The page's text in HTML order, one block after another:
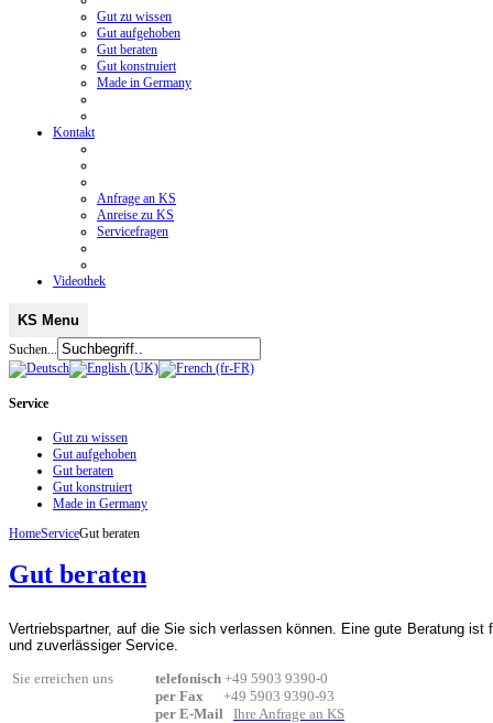
Gut zu wissen
Gut aufgehoben
Gut beraten
Gut konstruiert
Made in Germany
Kontakt
Anfrage an KS
Anreise zu KS
Servicefragen
Videothek
KS Menu
Suchen...
Service
Gut zu wissen
Gut aufgehoben
Gut beraten
Gut konstruiert
Made in Germany
HomeServiceGut beraten
Gut beraten
Vertriebspartner, auf die Sie sich verlassen können. Eine gute Beratung
und zuverlässiger Service.
Sie erreichen uns
telefonisch +49 5903 9390-0
per Fax
+49 5903 9390-93
per E-Mail
Ihre Anfrage an KS